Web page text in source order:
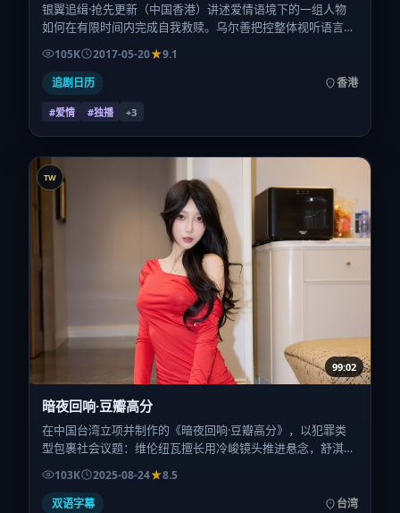
银翼追缉·抢先更新（中国香港）讲述爱情语境下的一组人物
如何在有限时间内完成自我救赎。乌尔善把控整体视听语言，
金城武、瑛太、松坂桃李、吴京的表演层次丰富。影片定于
2017-05-20 起陆续登陆院线与网络平台，春季档公映，片长
98分钟。
105K 2017-05-20
9.1
追剧日历
香港
#爱情 #独播 +3
TW
99:02
暗夜回响·豆瓣高分
在中国台湾立项并制作的《暗夜回响·豆瓣高分》，以犯罪类
型包裹社会议题：维伦纽瓦擅长用冷峻镜头推进悬念，舒淇、
赵丽颖、安藤樱、白宇的对手戏为看点之一。上映时间：
2025-08-24；片长135分钟；适合关注现实质感与类型片结构
的观众。
103K 2025-08-24
8.5
双语字幕
台湾